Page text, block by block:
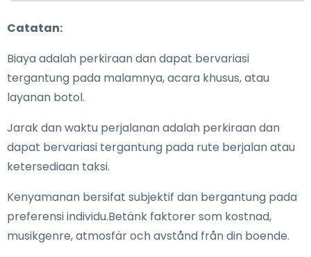
Catatan:
Biaya adalah perkiraan dan dapat bervariasi
tergantung pada malamnya, acara khusus, atau
layanan botol.
Jarak dan waktu perjalanan adalah perkiraan dan
dapat bervariasi tergantung pada rute berjalan atau
ketersediaan taksi.
Kenyamanan bersifat subjektif dan bergantung pada
preferensi individu.Betänk faktorer som kostnad,
musikgenre, atmosfär och avstånd från din boende.